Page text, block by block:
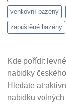
venkovní bazény
zapuštěné bazény
Kde pořídit levné
nabídky
Hledáte
nabídku volných